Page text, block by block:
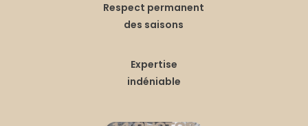
Respect permanent
des saisons
Expertise
indéniable